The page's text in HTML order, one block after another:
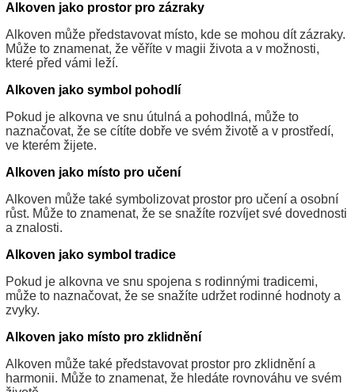
Alkoven jako prostor pro zázraky
Alkoven může představovat místo, kde se mohou dít zázraky.
Může to znamenat, že věříte v magii života a v možnosti,
které před vámi leží.
Alkoven jako symbol pohodlí
Pokud je alkovna ve snu útulná a pohodlná, může to
naznačovat, že se cítíte dobře ve svém životě a v prostředí,
ve kterém žijete.
Alkoven jako místo pro učení
Alkoven může také symbolizovat prostor pro učení a osobní
růst. Může to znamenat, že se snažíte rozvíjet své dovednosti
a znalosti.
Alkoven jako symbol tradice
Pokud je alkovna ve snu spojena s rodinnými tradicemi,
může to naznačovat, že se snažíte udržet rodinné hodnoty a
zvyky.
Alkoven jako místo pro zklidnění
Alkoven může také představovat prostor pro zklidnění a
harmonii. Může to znamenat, že hledáte rovnováhu ve svém